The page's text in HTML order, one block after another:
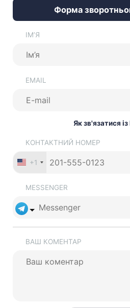
Форма
ІМ’Я
EMAIL
Як зв'язатися
КОНТАКТНИЙ НОМЕР
+1
MESSENGER
ВАШ КОМЕНТАР